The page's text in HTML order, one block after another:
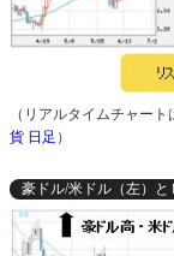
（リアルタイムチャー
貨 日足 ）
豪ドル/米ドル（左）と